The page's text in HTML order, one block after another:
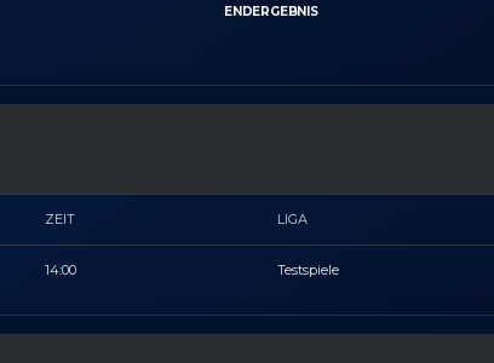
ENDERGEBNIS
ZEIT LIGA
14:00 Testspiele